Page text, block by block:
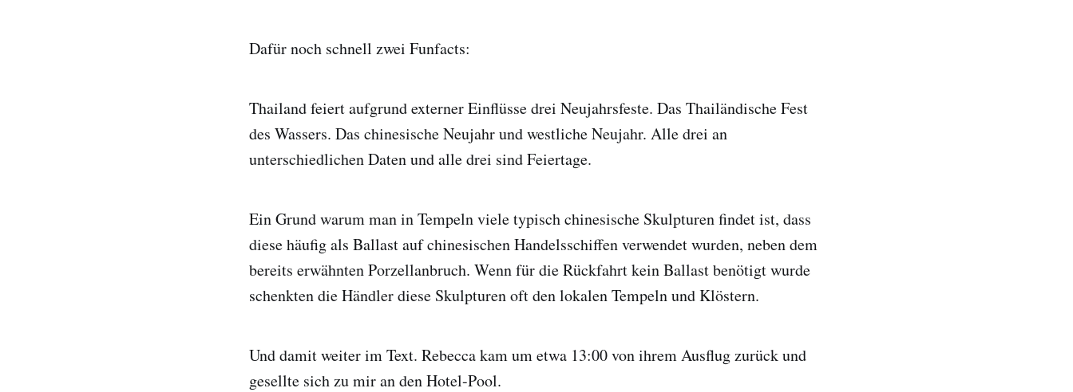
Dafür noch schnell zwei Funfacts:
Thailand feiert aufgrund externer Einflüsse drei Neujahrsfeste. Das Thailändische Fest
des Wassers. Das chinesische Neujahr und westliche Neujahr. Alle drei an
unterschiedlichen Daten und alle drei sind Feiertage.
Ein Grund warum man in Tempeln viele typisch chinesische Skulpturen findet ist, dass
diese häufig als Ballast auf chinesischen Handelsschiffen verwendet wurden, neben dem
bereits erwähnten Porzellanbruch. Wenn für die Rückfahrt kein Ballast benötigt wurde
schenkten die Händler diese Skulpturen oft den lokalen Tempeln und Klöstern.
Und damit weiter im Text. Rebecca kam um etwa 13:00 von ihrem Ausflug zurück und
gesellte sich zu mir an den Hotel-Pool.